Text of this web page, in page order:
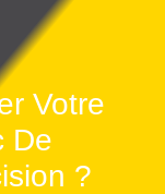
Votre
De
?